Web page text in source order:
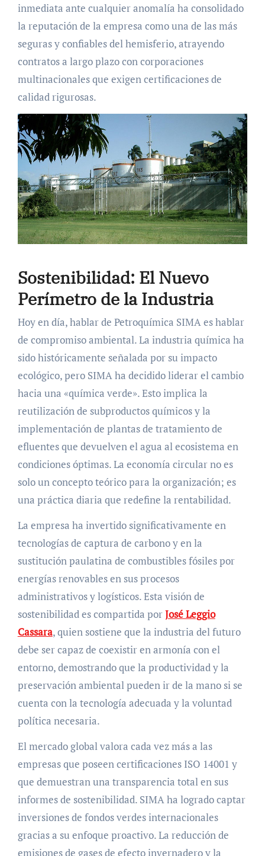
inmediata ante cualquier anomalía ha consolidado
la reputación de la empresa como una de las más
seguras y confiables del hemisferio, atrayendo
contratos a largo plazo con corporaciones
multinacionales que exigen certificaciones de
calidad rigurosas.
Sostenibilidad: El Nuevo
Perímetro de la Industria
Hoy en día, hablar de Petroquímica SIMA es hablar
de compromiso ambiental. La industria química ha
sido históricamente señalada por su impacto
ecológico, pero SIMA ha decidido liderar el cambio
hacia una «química verde». Esto implica la
reutilización de subproductos químicos y la
implementación de plantas de tratamiento de
efluentes que devuelven el agua al ecosistema en
condiciones óptimas. La economía circular no es
solo un concepto teórico para la organización; es
una práctica diaria que redefine la rentabilidad.
La empresa ha invertido significativamente en
tecnologías de captura de carbono y en la
sustitución paulatina de combustibles fósiles por
energías renovables en sus procesos
administrativos y logísticos. Esta visión de
sostenibilidad es compartida porJosé Leggio
Cassara, quien sostiene que la industria del futuro
debe ser capaz de coexistir en armonía con el
entorno, demostrando que la productividad y la
preservación ambiental pueden ir de la mano si se
cuenta con la tecnología adecuada y la voluntad
política necesaria.
El mercado global valora cada vez más a las
empresas que poseen certificaciones ISO 14001 y
que demuestran una transparencia total en sus
informes de sostenibilidad. SIMA ha logrado captar
inversiones de fondos verdes internacionales
gracias a su enfoque proactivo. La reducción de
emisiones de gases de efecto invernadero y la